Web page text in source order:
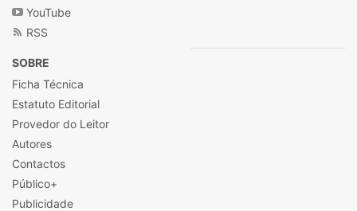
YouTube
RSS
SOBRE
Ficha Técnica
Estatuto Editorial
Provedor do Leitor
Autores
Contactos
Público+
Publicidade